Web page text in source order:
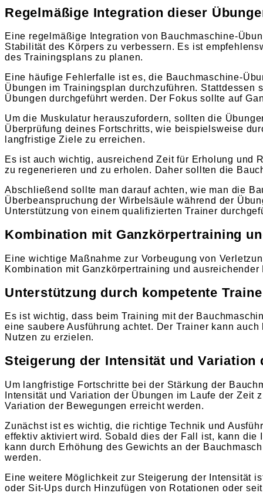
Regelmäßige Integration dieser
Eine regelmäßige Integration von Bauchmaschine-
Stabilität des Körpers zu verbessern. Es ist
des Trainingsplans zu planen.
Eine häufige Fehlerfalle ist es, die Bauchmaschine-
Übungen im Trainingsplan durchzuführen.
Übungen durchgeführt werden. Der Fokus sollte auf
Um die Muskulatur herauszufordern, sollten die
Überprüfung deines Fortschritts, wie beispielsweise
langfristige Ziele zu erreichen.
Es ist auch wichtig, ausreichend Zeit für Erholung und
zu regenerieren und zu erholen. Daher sollten die
Abschließend sollte man darauf achten, wie man die
Überbeanspruchung der Wirbelsäule während der
Unterstützung von einem qualifizierten Trainer
Kombination mit Ganzkörpertraining
Eine wichtige Maßnahme zur Vorbeugung von
Kombination mit Ganzkörpertraining und ausreichender
Unterstützung durch kompetente
Es ist wichtig, dass beim Training mit der
eine saubere Ausführung achtet. Der Trainer kann
Nutzen zu erzielen.
Steigerung der Intensität und Variation
Um langfristige Fortschritte bei der Stärkung der
Intensität und Variation der Übungen im Laufe der
Variation der Bewegungen erreicht werden.
Zunächst ist es wichtig, die richtige Technik und
effektiv aktiviert wird. Sobald dies der Fall ist, kann
kann durch Erhöhung des Gewichts an der
werden.
Eine weitere Möglichkeit zur Steigerung der Intensität
oder Sit-Ups durch Hinzufügen von Rotationen oder